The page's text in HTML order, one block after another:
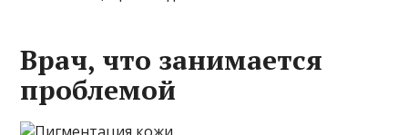
Врач, что занимается
проблемой